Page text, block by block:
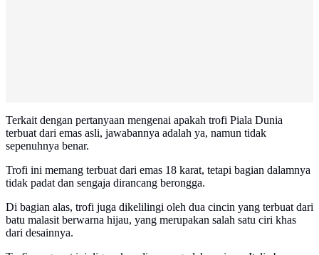
Terkait dengan pertanyaan mengenai apakah trofi Piala Dunia
terbuat dari emas asli, jawabannya adalah ya, namun tidak
sepenuhnya benar.
Trofi ini memang terbuat dari emas 18 karat, tetapi bagian dalamnya
tidak padat dan sengaja dirancang berongga.
Di bagian alas, trofi juga dikelilingi oleh dua cincin yang terbuat dari
batu malasit berwarna hijau, yang merupakan salah satu ciri khas
dari desainnya.